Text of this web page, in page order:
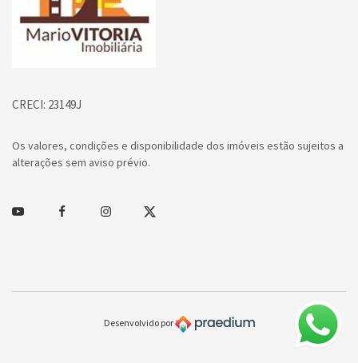
CRECI: 23149J
Os valores, condições e disponibilidade dos imóveis estão sujeitos a
alterações sem aviso prévio.
Youtube FacebookInstagramTwitter
Desenvolvido por